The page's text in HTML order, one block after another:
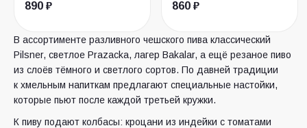
890 ₽ 860 ₽
В ассортименте разливного чешского пива классический
Pilsner, светлое Prazacka, лагер Bakalar, а ещё резаное пиво
из слоёв тёмного и светлого сортов. По давней традиции
к хмельным напиткам предлагают специальные настойки,
которые пьют после каждой третьей кружки.
К пиву подают колбасы: кроцани из индейки с томатами